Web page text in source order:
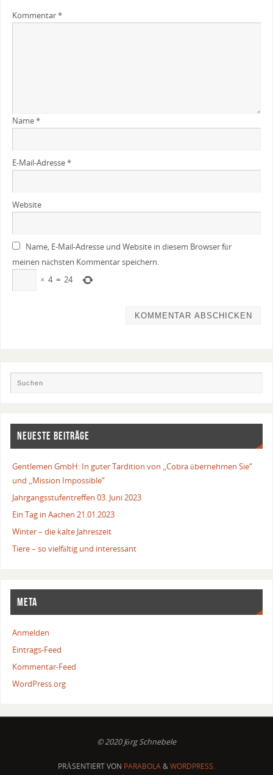
Kommentar*
Name*
E-Mail-Adresse*
Website
Name, E-Mail-Adresse und Website in diesem Browser für
meinen nächsten Kommentar speichern.
× 4 = 24
NEUESTE BEITRÄGE
Gentlemen GmbH: In guter Tardition von „Cobra übernehmen Sie“
und „Mission Impossible“
Jahrgangsstufentreffen 03. Juni 2023
Ein Tag in Aachen 21.01.2023
Winter – die kalte Jahreszeit
Tiere – so vielfältig und interessant
META
Anmelden
Eintrags-Feed
Kommentar-Feed
WordPress.org
© 2020 Jörg Schnebele
PRÄSENTIERT VON PARABOLA&WORDPRESS.